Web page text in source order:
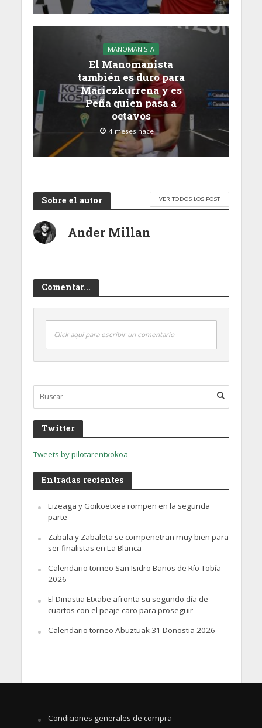
MANOMANISTA
El Manomanista
también es duro para
Mariezkurrena y es
Peña quien pasa a
octavos
4 meses hace
Sobre el autor VER TODOS LOS POST
Ander Millan
Comentar...
Click aquí para escribir un comentario
Twitter
Tweets by pilotarentxokoa
Entradas recientes
Lizeaga y Goikoetxea rompen en la segunda
parte
Zabala y Zabaleta se compenetran muy bien para
ser finalistas en La Blanca
Calendario torneo San Isidro Baños de Río Tobía
2026
El Dinastia Etxabe afronta su segundo día de
cuartos con el peaje caro para proseguir
Calendario torneo Abuztuak 31 Donostia 2026
Condiciones generales de compra